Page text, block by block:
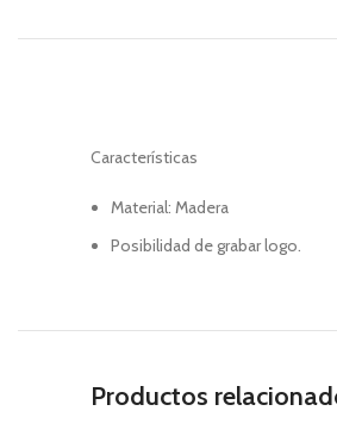
Características
Material: Madera
Posibilidad de grabar logo.
Productos